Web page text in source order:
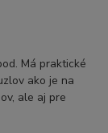
Má praktické
ako je na
ale aj pre